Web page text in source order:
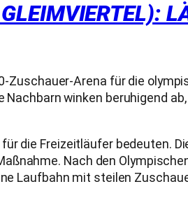
Zuschauer-Arena für die
winken beruhigend
die Freizeitläufer bedeuten.
Nach den
Laufbahn mit steilen